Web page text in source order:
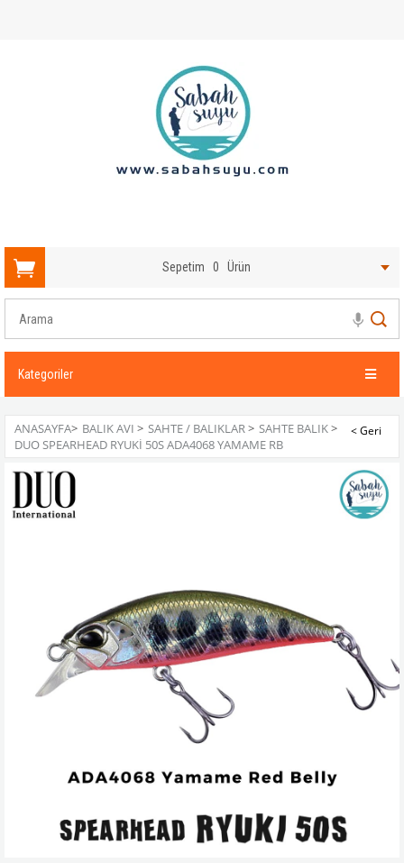
Sepetim 0 Ürün
Kategoriler
ANASAYFA> BALIK AVI > SAHTE / BALIKLAR> SAHTE BALIK>
DUO SPEARHEAD RYUKI 50S ADA4068 YAMAME RB